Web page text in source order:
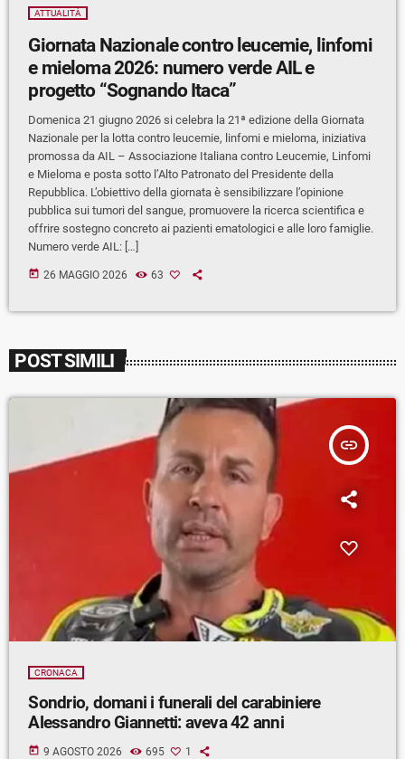
ATTUALITÀ
Giornata Nazionale contro leucemie, linfomi
e mieloma 2026: numero verde AIL e
progetto “Sognando Itaca”
Domenica 21 giugno 2026 si celebra la 21ª edizione della Giornata
Nazionale per la lotta contro leucemie, linfomi e mieloma, iniziativa
promossa da AIL – Associazione Italiana contro Leucemie, Linfomi
e Mieloma e posta sotto l’Alto Patronato del Presidente della
Repubblica. L’obiettivo della giornata è sensibilizzare l’opinione
pubblica sui tumori del sangue, promuovere la ricerca scientifica e
offrire sostegno concreto ai pazienti ematologici e alle loro famiglie.
Numero verde AIL: […]
today 26 MAGGIO 2026 63
POST SIMILI
insert_link
CRONACA
Sondrio, domani i funerali del carabiniere
Alessandro Giannetti: aveva 42 anni
today 9 AGOSTO 2026 695 1